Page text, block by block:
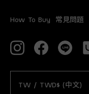
How To Buy 常見問題
TW / TWD$ (中文)